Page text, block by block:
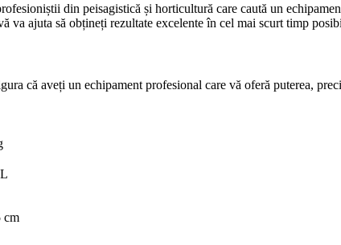
din peisagistică și horticultură care caută un
va ajuta să obțineți rezultate excelente în cel mai scurt timp
că aveți un echipament profesional care vă oferă puterea,
cm